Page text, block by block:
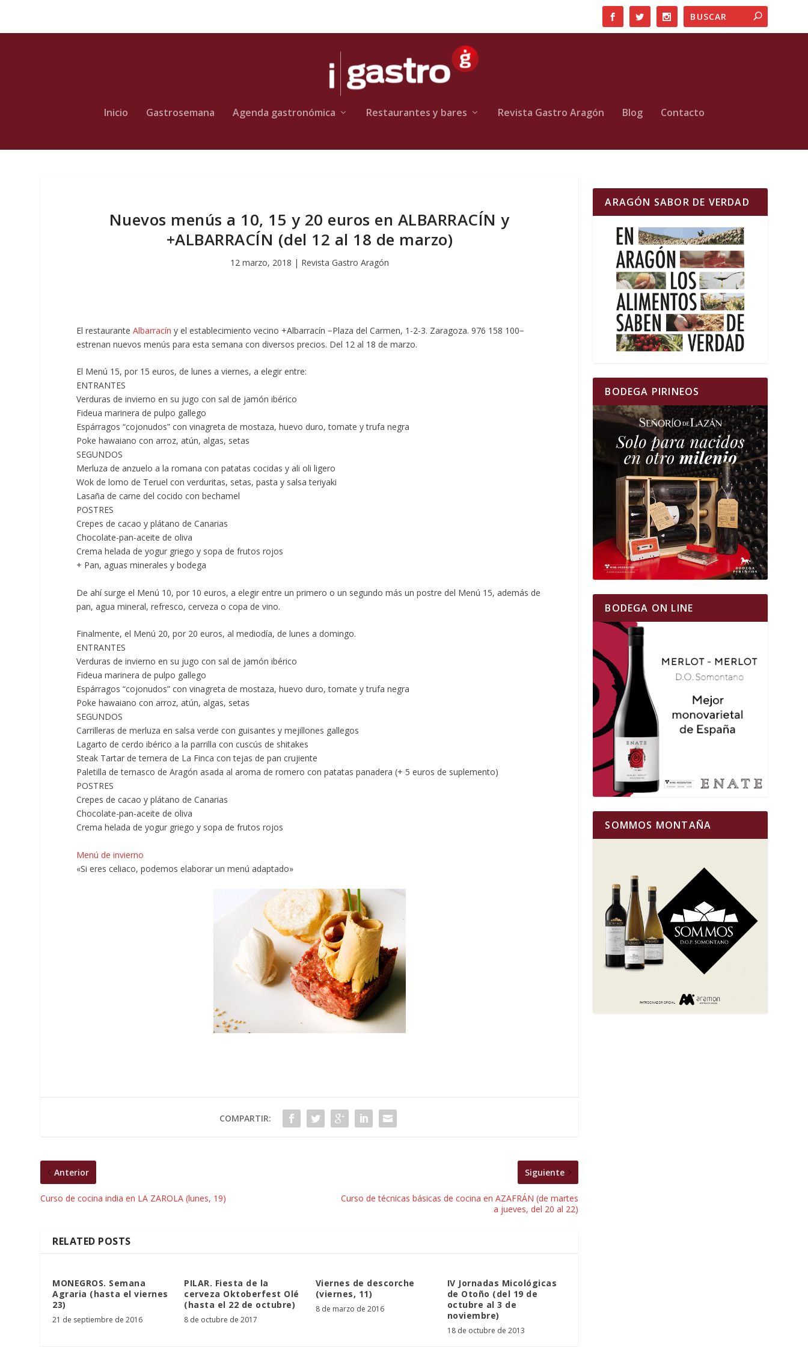
Inicio Gastrosemana Agenda gastronómica Restaurantes y bares Revista Gastro Aragón Blog Contacto
Nuevos menús a 10, 15 y 20 euros en ALBARRACÍN y
+ALBARRACÍN (del 12 al 18 de marzo)
12 marzo, 2018 | Revista Gastro Aragón
El restauranteAlbarracíny el establecimiento vecino +Albarracín −Plaza del Carmen, 1-2-3. Zaragoza. 976 158 100−
estrenan nuevos menús para esta semana con diversos precios. Del 12 al 18 de marzo.
El Menú 15, por 15 euros, de lunes a viernes, a elegir entre:
ENTRANTES
Verduras de invierno en su jugo con sal de jamón ibérico
Fideua marinera de pulpo gallego
Espárragos “cojonudos” con vinagreta de mostaza, huevo duro, tomate y trufa negra
Poke hawaiano con arroz, atún, algas, setas
SEGUNDOS
Merluza de anzuelo a la romana con patatas cocidas y ali oli ligero
Wok de lomo de Teruel con verduritas, setas, pasta y salsa teriyaki
Lasaña de carne del cocido con bechamel
POSTRES
Crepes de cacao y plátano de Canarias
Chocolate-pan-aceite de oliva
Crema helada de yogur griego y sopa de frutos rojos
+ Pan, aguas minerales y bodega
De ahí surge el Menú 10, por 10 euros, a elegir entre un primero o un segundo más un postre del Menú 15, además de
pan, agua mineral, refresco, cerveza o copa de vino.
Finalmente, el Menú 20, por 20 euros, al mediodía, de lunes a domingo.
ENTRANTES
Verduras de invierno en su jugo con sal de jamón ibérico
Fideua marinera de pulpo gallego
Espárragos “cojonudos” con vinagreta de mostaza, huevo duro, tomate y trufa negra
Poke hawaiano con arroz, atún, algas, setas
SEGUNDOS
Carrilleras de merluza en salsa verde con guisantes y mejillones gallegos
Lagarto de cerdo ibérico a la parrilla con cuscús de shitakes
Steak Tartar de ternera de La Finca con tejas de pan crujiente
Paletilla de ternasco de Aragón asada al aroma de romero con patatas panadera (+ 5 euros de suplemento)
POSTRES
Crepes de cacao y plátano de Canarias
Chocolate-pan-aceite de oliva
Crema helada de yogur griego y sopa de frutos rojos
Menú de invierno
«Si eres celiaco, podemos elaborar un menú adaptado»
COMPARTIR:
Anterior
Curso de cocina india en LA ZAROLA (lunes, 19)
Siguiente
Curso de técnicas básicas de cocina en AZAFRÁN (de martes
a jueves, del 20 al 22)
RELATED POSTS
MONEGROS. Semana
Agraria (hasta el viernes
23)
21 de septiembre de 2016
PILAR. Fiesta de la
cerveza Oktoberfest Olé
(hasta el 22 de octubre)
8 de octubre de 2017
Viernes de descorche
(viernes, 11)
8 de marzo de 2016
IV Jornadas Micológicas
de Otoño (del 19 de
octubre al 3 de
noviembre)
18 de octubre de 2013
ARAGÓN SABOR DE VERDAD
BODEGA PIRINEOS
BODEGA ON LINE
SOMMOS MONTAÑA